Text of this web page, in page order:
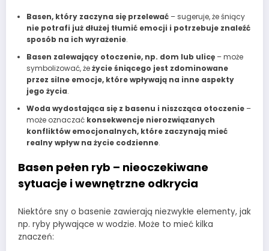
Basen, który zaczyna się przelewać– sugeruje, że śniący
nie potrafi już dłużej tłumić emocji i potrzebuje znaleźć
sposób na ich wyrażenie.
Basen zalewający otoczenie, np. dom lub ulicę– może
symbolizować, żeżycie śniącego jest zdominowane
przez silne emocje, które wpływają na inne aspekty
jego życia.
Woda wydostająca się z basenu i niszcząca otoczenie–
może oznaczać konsekwencje nierozwiązanych
konfliktów emocjonalnych, które zaczynają mieć
realny wpływ na życie codzienne.
Basen pełen ryb – nieoczekiwane
sytuacje i wewnętrzne odkrycia
Niektóre sny o basenie zawierają niezwykłe elementy, jak
np. ryby pływające w wodzie. Może to mieć kilka
znaczeń: